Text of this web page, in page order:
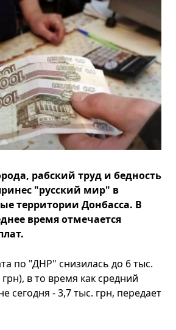
рабский труд и бедность
"русский мир" в
территории Донбасса. В
время отмечается
по "ДНР" снизилась до 6 тыс.
в то время как средний
сегодня - 3,7 тыс. грн, передает